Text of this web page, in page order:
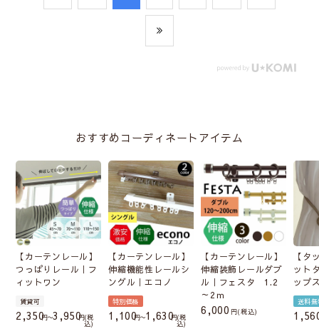
おすすめコーディネートアイテム
【カーテンレール】
つっぱりレール｜フ
ィットワン
賃貸可
2,350 〜3,950 税
込
【カーテンレール】
伸縮機能性レールシ
ングル｜エコノ
特別価格
1,100 〜1,630 税
込
【カーテンレール】
伸縮装飾レールダブ
ル｜フェスタ 1.2
～2ｍ
6,000 税込
【タ
ット
ップ
送料無